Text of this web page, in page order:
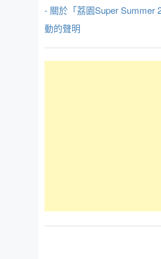
- 關於「荔園Super Summer
動的聲明